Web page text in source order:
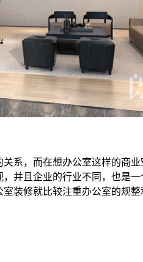
，而在想办公室这样的商业
并且企业的行业不同，也是
装修就比较注重办公室的规整